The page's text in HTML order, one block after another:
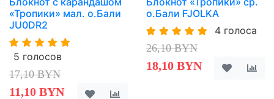
«Тропики» мал. о.Бали
JU0DR2
5 голосов
17,10 BYN
11,10 BYN
о.Бали FJOLKA
4 голоса
26,10 BYN
18,10 BYN